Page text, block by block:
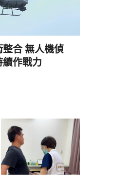
合 無人機偵
作戰力